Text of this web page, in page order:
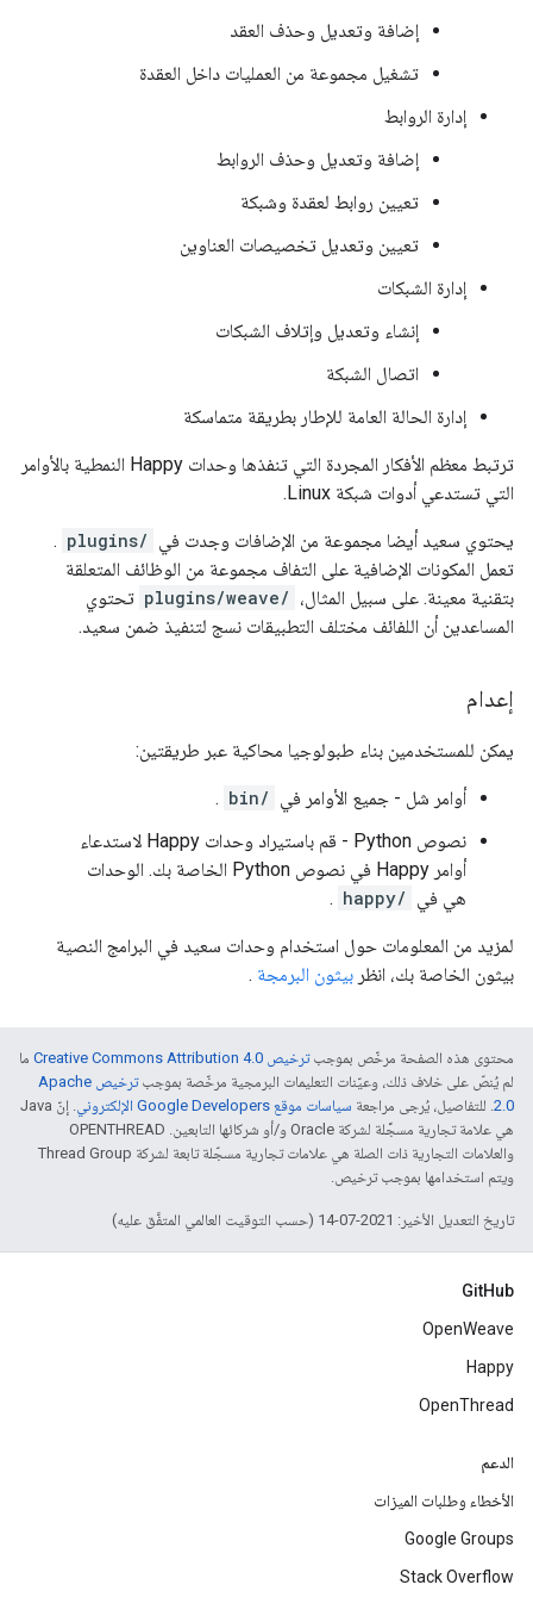
إضافة وتعديل وحذف العقد
تشغيل مجموعة من العمليات داخل العقدة
إدارة الروابط
إضافة وتعديل وحذف الروابط
تعيين روابط لعقدة وشبكة
تعيين وتعديل تخصيصات العناوين
إدارة الشبكات
إنشاء وتعديل وإتلاف الشبكات
اتصال الشبكة
إدارة الحالة العامة للإطار بطريقة متماسكة
ترتبط معظم الأفكار المجردة التي تنفذها وحدات Happy النمطية بالأوامر
التي تستدعي أدوات شبكة Linux.
يحتوي سعيد أيضا مجموعة من الإضافات وجدت في /plugins
.
تعمل المكونات الإضافية على التفاف مجموعة من الوظائف المتعلقة
بتقنية معينة. على سبيل المثال، /plugins/weave
تحتوي
المساعدين أن اللفائف مختلف التطبيقات نسج لتنفيذ ضمن سعيد.
إعدام
يمكن للمستخدمين بناء طبولوجيا محاكية عبر طريقتين:
أوامر شل - جميع الأوامر في /bin
.
نصوص Python - قم باستيراد وحدات Happy لاستدعاء
أوامر Happy في نصوص Python الخاصة بك. الوحدات
هي في /happy
.
لمزيد من المعلومات حول استخدام وحدات سعيد في البرامج النصية
بيثون الخاصة بك، انظر بيثون البرمجة .
محتوى هذه الصفحة مرخّص بموجبترخيص Creative Commons Attribution 4.0‏
ما
لم يُنصّ على خلاف ذلك، وعيّنات التعليمات البرمجية مرخّصة بموجب
ترخيص Apache
2.0‏. للتفاصيل، يُرجى مراجعة سياسات موقع Google Developers الإلكتروني
. إنّ Java
هي علامة تجارية مسجَّلة لشركة Oracle و/أو شركائها التابعين. ‫OPENTHREAD
والعلامات التجارية ذات الصلة هي علامات تجارية مسجّلة تابعة لشركة Thread Group
ويتم استخدامها بموجب ترخيص.
تاريخ التعديل الأخير: 2021-07-14 (حسب التوقيت العالمي المتفَّق عليه)
GitHub
OpenWeave
Happy
OpenThread
الدعم
الأخطاء وطلبات الميزات
Google Groups
Stack Overflow